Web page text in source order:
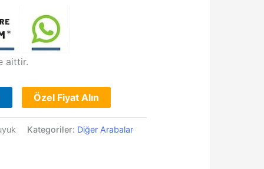
aittir.
Özel Fiyat Alın
Kategoriler: Diğer Arabalar